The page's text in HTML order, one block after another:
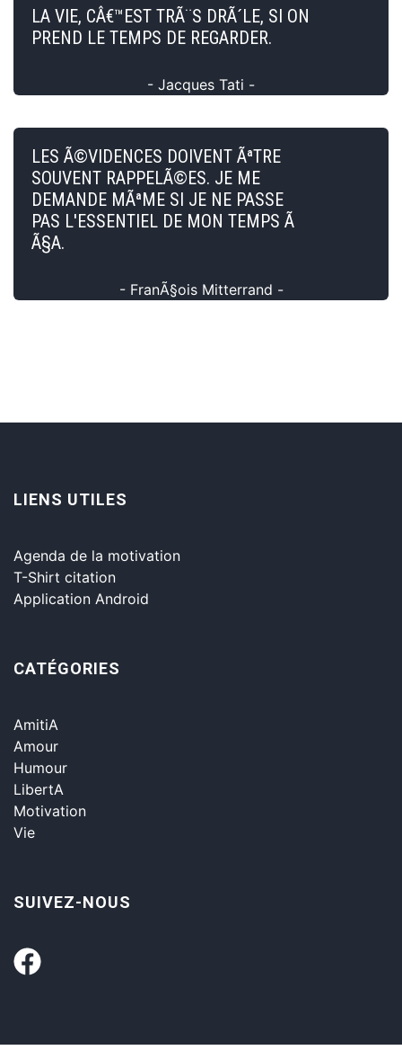
LA VIE, CÂ€™EST TRÃ¨S DRÃ´LE, SI ON
PREND LE TEMPS DE REGARDER.
- Jacques Tati -
LES Ã©VIDENCES DOIVENT ÃªTRE
SOUVENT RAPPELÃ©ES. JE ME
DEMANDE MÃªME SI JE NE PASSE
PAS L'ESSENTIEL DE MON TEMPS Ã
Ã§A.
- FranÃ§ois Mitterrand -
LIENS UTILES
Agenda de la motivation
T-Shirt citation
Application Android
CATÉGORIES
AmitiA
Amour
Humour
LibertA
Motivation
Vie
SUIVEZ-NOUS